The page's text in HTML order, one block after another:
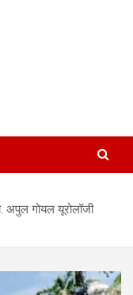
अपुल गोयल यूरोलॉजी